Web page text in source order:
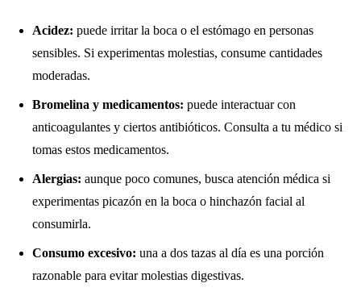
Acidez: puede irritar la boca o el estómago en personas
sensibles. Si experimentas molestias, consume cantidades
moderadas.
Bromelina y medicamentos: puede interactuar con
anticoagulantes y ciertos antibióticos. Consulta a tu médico si
tomas estos medicamentos.
Alergias: aunque poco comunes, busca atención médica si
experimentas picazón en la boca o hinchazón facial al
consumirla.
Consumo excesivo: una a dos tazas al día es una porción
razonable para evitar molestias digestivas.